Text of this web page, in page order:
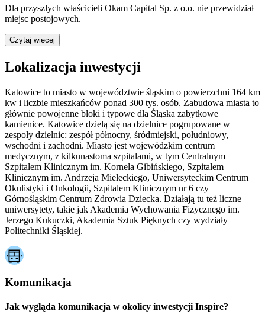
Dla przyszłych właścicieli Okam Capital Sp. z o.o. nie przewidział
miejsc postojowych.
Czytaj więcej
Lokalizacja inwestycji
Katowice to miasto w województwie śląskim o powierzchni 164 km
kw i liczbie mieszkańców ponad 300 tys. osób. Zabudowa miasta to
głównie powojenne bloki i typowe dla Śląska zabytkowe
kamienice. Katowice dzielą się na dzielnice pogrupowane w
zespoły dzielnic: zespół północny, śródmiejski, południowy,
wschodni i zachodni. Miasto jest wojewódzkim centrum
medycznym, z kilkunastoma szpitalami, w tym Centralnym
Szpitalem Klinicznym im. Kornela Gibińskiego, Szpitalem
Klinicznym im. Andrzeja Mieleckiego, Uniwersyteckim Centrum
Okulistyki i Onkologii, Szpitalem Klinicznym nr 6 czy
Górnośląskim Centrum Zdrowia Dziecka. Działają tu też liczne
uniwersytety, takie jak Akademia Wychowania Fizycznego im.
Jerzego Kukuczki, Akademia Sztuk Pięknych czy wydziały
Politechniki Śląskiej.
Komunikacja
Jak wygląda komunikacja w okolicy inwestycji Inspire?